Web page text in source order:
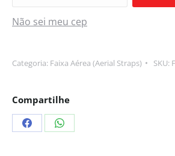
Não sei meu cep
Categoria: Faixa Aérea (Aerial Straps) SKU:
Compartilhe